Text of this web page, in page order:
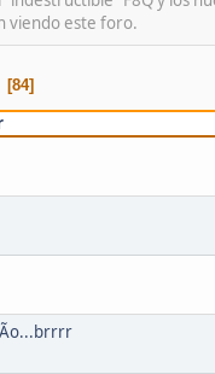
viendo este foro.
84